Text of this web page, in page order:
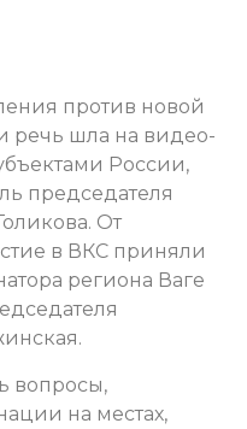
против новой
речь шла на видео-
России,
председателя
От
в ВКС приняли
региона Ваге
вопросы,
на местах,